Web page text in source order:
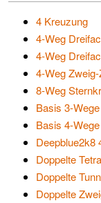
4 Kreuzung
4-Weg
4-Weg
4-Weg
8-Weg
Basis 3-
Basis 4-
Deepblue2k8
Doppelte
Doppelte
Doppelte